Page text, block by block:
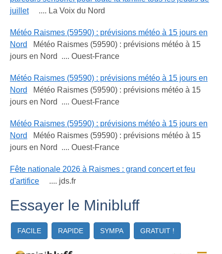
juillet.... La Voix du Nord
Météo Raismes (59590) : prévisions météo à 15 jours en
Nord
Météo Raismes (59590) : prévisions météo à 15
jours en Nord .... Ouest-France
Météo Raismes (59590) : prévisions météo à 15 jours en
Nord
Météo Raismes (59590) : prévisions météo à 15
jours en Nord .... Ouest-France
Météo Raismes (59590) : prévisions météo à 15 jours en
Nord
Météo Raismes (59590) : prévisions météo à 15
jours en Nord .... Ouest-France
Fête nationale 2026 à Raismes : grand concert et feu
d'artifice .... jds.fr
Essayer le Minibluff
FACILE RAPIDE SYMPA GRATUIT !